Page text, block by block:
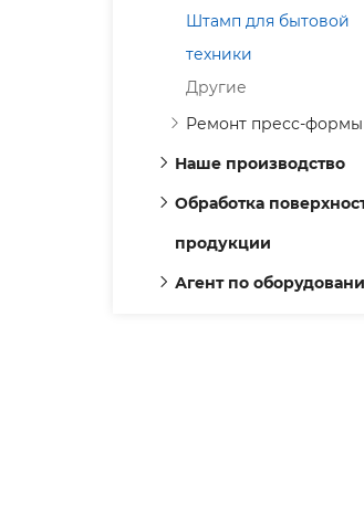
Штамп для бытовой
техники
Другие
Ремонт пресс-формы
Наше производство
Обработка
продукции
Агент по